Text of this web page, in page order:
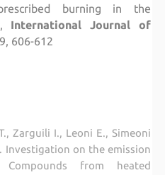
burning in the
International Journal of
606-612
Zarguili I., Leoni E., Simeoni
Investigation on the emission
from heated